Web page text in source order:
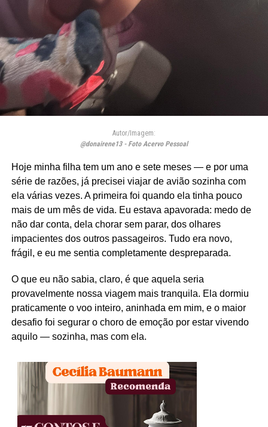
Autor/Imagem:
@donairene13 - Foto Acervo Pessoal
Hoje minha filha tem um ano e sete meses — e por uma
série de razões, já precisei viajar de avião sozinha com
ela várias vezes. A primeira foi quando ela tinha pouco
mais de um mês de vida. Eu estava apavorada: medo de
não dar conta, dela chorar sem parar, dos olhares
impacientes dos outros passageiros. Tudo era novo,
frágil, e eu me sentia completamente despreparada.
O que eu não sabia, claro, é que aquela seria
provavelmente nossa viagem mais tranquila. Ela dormiu
praticamente o voo inteiro, aninhada em mim, e o maior
desafio foi segurar o choro de emoção por estar vivendo
aquilo — sozinha, mas com ela.